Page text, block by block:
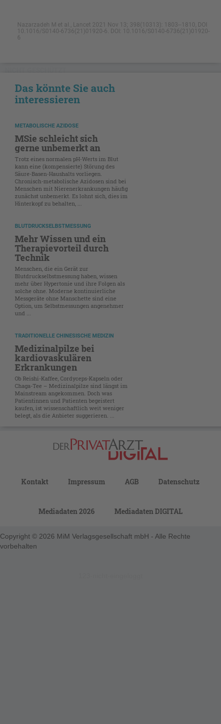
Nazarzadeh M et al., Lancet 2021 Nov 13; 398(10313): 1803‒1810, DOI
10.1016/S0140-6736(21)01920-6. DOI: 10.1016/S0140-6736(21)01920-
6
Das könnte Sie auch
interessieren
METABOLISCHE AZIDOSE
MSie schleicht sich
gerne unbemerkt an
Trotz eines normalen pH-Werts im Blut
kann eine (kompensierte) Störung des
Säure-Basen-Haushalts vorliegen.
Chronisch-metabolische Azidosen sind bei
Menschen mit Nierenerkrankungen häufig
zunächst unbemerkt. Es lohnt sich, dies im
Hinterkopf zu behalten, ...
BLUTDRUCKSELBSTMESSUNG
Mehr Wissen und ein
Therapievorteil durch
Technik
Menschen, die ein Gerät zur
Blutdruckselbstmessung haben, wissen
mehr über Hypertonie und ihre Folgen als
solche ohne. Moderne kontinuierliche
Messgeräte ohne Manschette sind eine
Option, um Selbstmessungen angenehmer
und ...
TRADITIONELLE CHINESISCHE MEDIZIN
Medizinalpilze bei
kardiovaskulären
Erkrankungen
Ob Reishi-Kaffee, Cordyceps-Kapseln oder
Chaga-Tee – Medizinalpilze sind längst im
Mainstream angekommen. Doch was
Patientinnen und Patienten begeistert
kaufen, ist wissenschaftlich weit weniger
belegt, als die Anbieter suggerieren. ...
Kontakt Impressum AGB Datenschutz
Mediadaten 2026 Mediadaten DIGITAL
Copyright © 2026 MiM Verlagsgesellschaft mbH - Alle Rechte
vorbehalten